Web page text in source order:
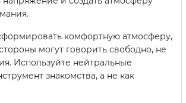
комфортную атмосферу,
могут говорить свободно, не
Используйте нейтральные
знакомства, а не как